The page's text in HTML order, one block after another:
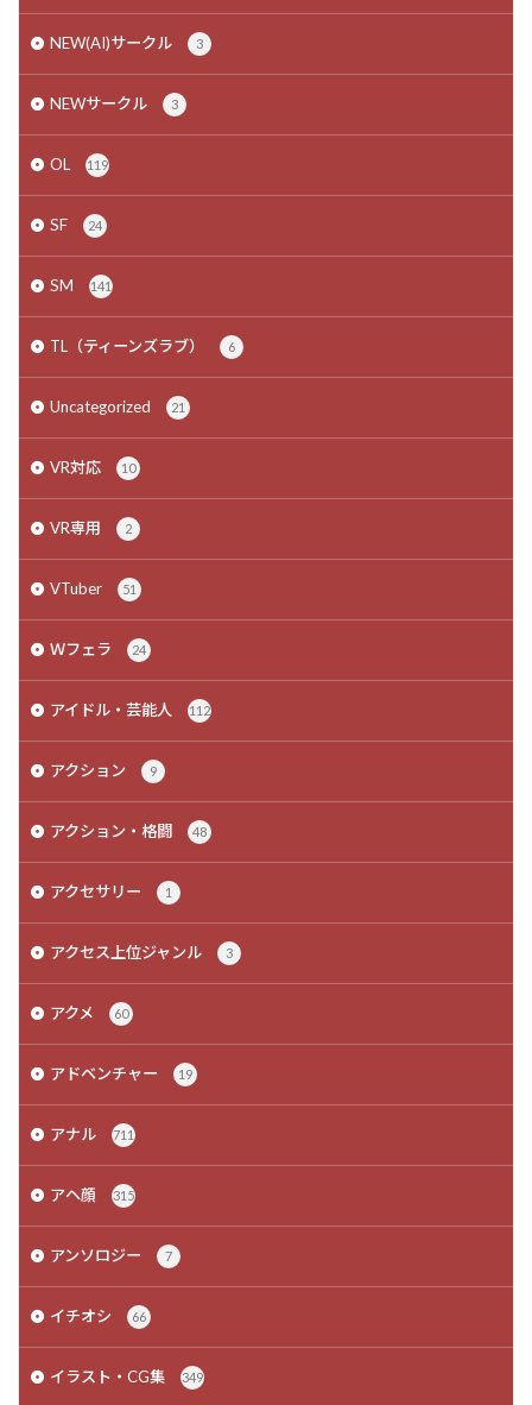
NEW(AI)サークル 3
NEWサークル 3
OL 119
SF 24
SM 141
TL（ティーンズラブ） 6
Uncategorized 21
VR対応 10
VR専用 2
VTuber 51
Ｗフェラ 24
アイドル・芸能人 112
アクション 9
アクション・格闘 48
アクセサリー 1
アクセス上位ジャンル 3
アクメ 60
アドベンチャー 19
アナル 711
アヘ顔 315
アンソロジー 7
イチオシ 66
イラスト・CG集 349